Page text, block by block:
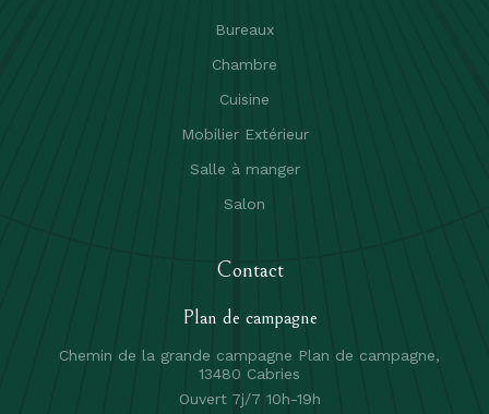
Bureaux
Chambre
Cuisine
Mobilier Extérieur
Salle à manger
Salon
Contact
Plan de campagne
Chemin de la grande campagne Plan de campagne,
13480 Cabries
Ouvert 7j/7 10h-19h